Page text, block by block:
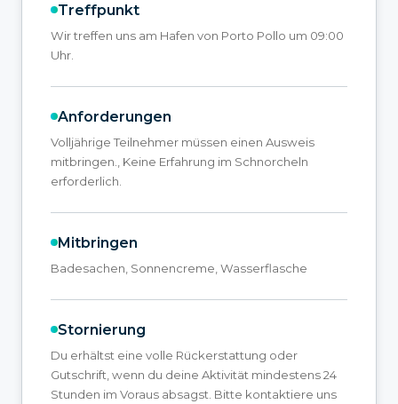
Treffpunkt
Wir treffen uns am Hafen von Porto Pollo um 09:00
Uhr.
Anforderungen
Volljährige Teilnehmer müssen einen Ausweis
mitbringen., Keine Erfahrung im Schnorcheln
erforderlich.
Mitbringen
Badesachen, Sonnencreme, Wasserflasche
Stornierung
Du erhältst eine volle Rückerstattung oder
Gutschrift, wenn du deine Aktivität mindestens 24
Stunden im Voraus absagst. Bitte kontaktiere uns